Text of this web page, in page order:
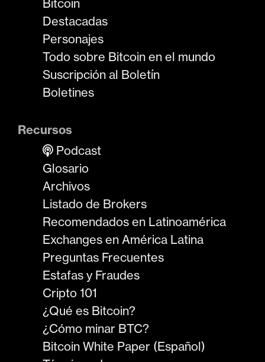
Bitcoin
Destacadas
Personajes
Todo sobre Bitcoin en el mundo
Suscripción al Boletín
Boletines
Recursos
Podcast
Glosario
Archivos
Listado de Brokers
Recomendados en Latinoamérica
Exchanges en América Latina
Preguntas Frecuentes
Estafas y Fraudes
Cripto 101
¿Qué es Bitcoin?
¿Cómo minar BTC?
Bitcoin White Paper (Español)